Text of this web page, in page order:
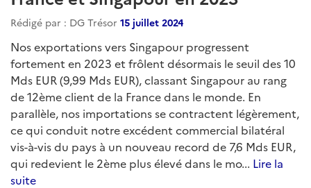
Rédigé par : DG Trésor 15 juillet 2024
Nos exportations vers Singapour progressent
fortement en 2023 et frôlent désormais le seuil des 10
Mds EUR (9,99 Mds EUR), classant Singapour au rang
de 12ème client de la France dans le monde. En
parallèle, nos importations se contractent légèrement,
ce qui conduit notre excédent commercial bilatéral
vis-à-vis du pays à un nouveau record de 7,6 Mds EUR,
qui redevient le 2ème plus élevé dans le mo... Lire la
suite